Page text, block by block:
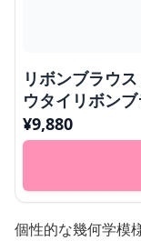
リボンブラウ
ウタイリボン
¥9,880
個性的な幾何学模